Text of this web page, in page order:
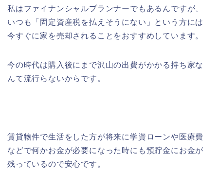
私はファイナンシャルプランナーでもあるんですが、
いつも「固定資産税を払えそうにない」という方には
今すぐに家を売却されることをおすすめしています。
今の時代は購入後にまで沢山の出費がかかる持ち家な
んて流行らないからです。
賃貸物件で生活をした方が将来に学資ローンや医療費
などで何かお金が必要になった時にも預貯金にお金が
残っているので安心です。